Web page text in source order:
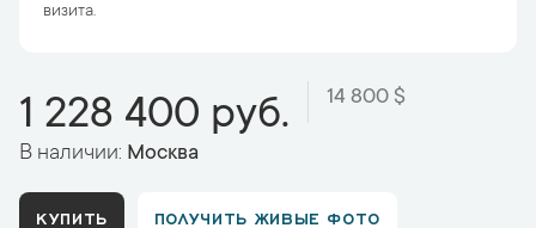
визита.
1 228 400 руб. 14 800 $
В наличии: Москва
КУПИТЬ ПОЛУЧИТЬ ЖИВЫЕ ФОТО